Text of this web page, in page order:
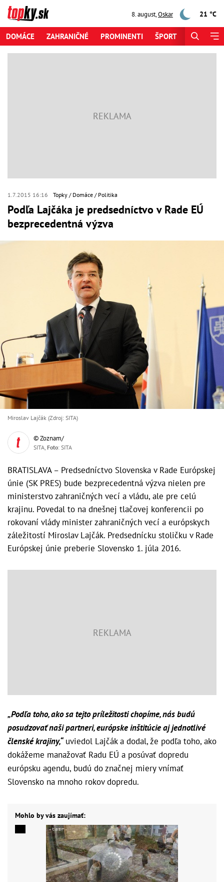
8. august,Oskar 21 °C
DOMÁCE ZAHRANIČNÉ PROMINENTI ŠPORT
1.7.2015 16:16 Topky Domáce Politika
Podľa Lajčáka je predsedníctvo v Rade EÚ
bezprecedentná výzva
Miroslav Lajčák (Zdroj: SITA)
© Zoznam/
SITA, Foto: SITA
BRATISLAVA – Predsedníctvo Slovenska v Rade Európskej
únie (SK PRES) bude bezprecedentná výzva nielen pre
ministerstvo zahraničných vecí a vládu, ale pre celú
krajinu. Povedal to na dnešnej tlačovej konferencii po
rokovaní vlády minister zahraničných vecí a európskych
záležitostí Miroslav Lajčák. Predsednícku stoličku v Rade
Európskej únie preberie Slovensko 1. júla 2016.
„Podľa toho, ako sa tejto príležitosti chopíme, nás budú
posudzovať naši partneri, európske inštitúcie aj jednotlivé
členské krajiny,“uviedol Lajčák a dodal, že podľa toho, ako
dokážeme manažovať Radu EÚ a posúvať dopredu
európsku agendu, budú do značnej miery vnímať
Slovensko na mnoho rokov dopredu.
Mohlo by vás zaujímať: